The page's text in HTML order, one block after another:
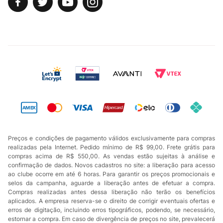
Preços e condições de pagamento válidos exclusivamente para compras
realizadas pela Internet. Pedido mínimo de R$ 99,00. Frete grátis para
compras acima de R$ 550,00. As vendas estão sujeitas à análise e
confirmação de dados. Novos cadastros no site: a liberação para acesso
ao clube ocorre em até 6 horas. Para garantir os preços promocionais e
selos da campanha, aguarde a liberação antes de efetuar a compra.
Compras realizadas antes dessa liberação não terão os benefícios
aplicados. A empresa reserva-se o direito de corrigir eventuais ofertas e
erros de digitação, incluindo erros tipográficos, podendo, se necessário,
estornar a compra. Em caso de divergência de preços no site, prevalecerá